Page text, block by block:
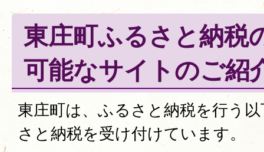
東庄町ふるさと納税
可能なサイトのご紹
東庄町は、ふるさと納税を行う
さと納税を受け付けています。